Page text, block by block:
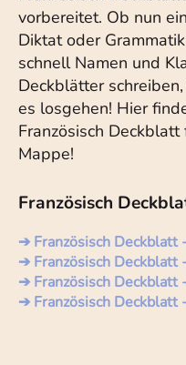
vorbereitet. Ob nun
Diktat oder
schnell Namen und
Deckblätter
es losgehen! Hier
Französisch
Mappe!
Französisch
➔ Französisch Deckblatt
➔ Französisch Deckblatt
➔ Französisch Deckblatt
➔ Französisch Deckblatt